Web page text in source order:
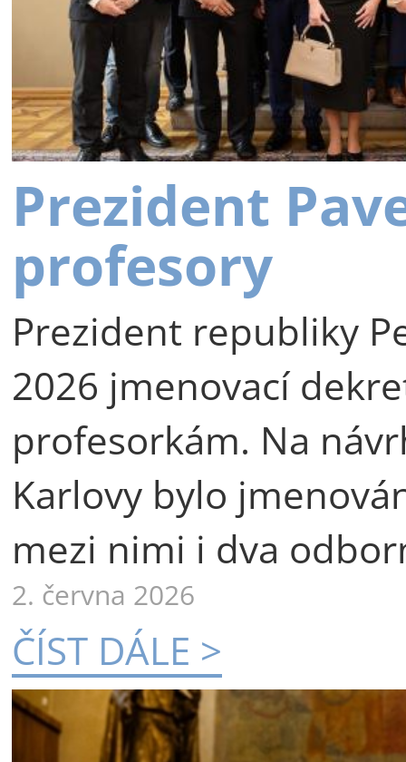
Prezident
profesory
Prezident republiky
2026 jmenovací
profesorkám. Na
Karlovy bylo
mezi nimi i dva
2. června 2026
ČÍST DÁLE >